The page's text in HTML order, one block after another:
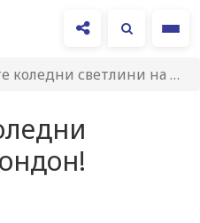
светлини на Лондон! (СНИМКИ)